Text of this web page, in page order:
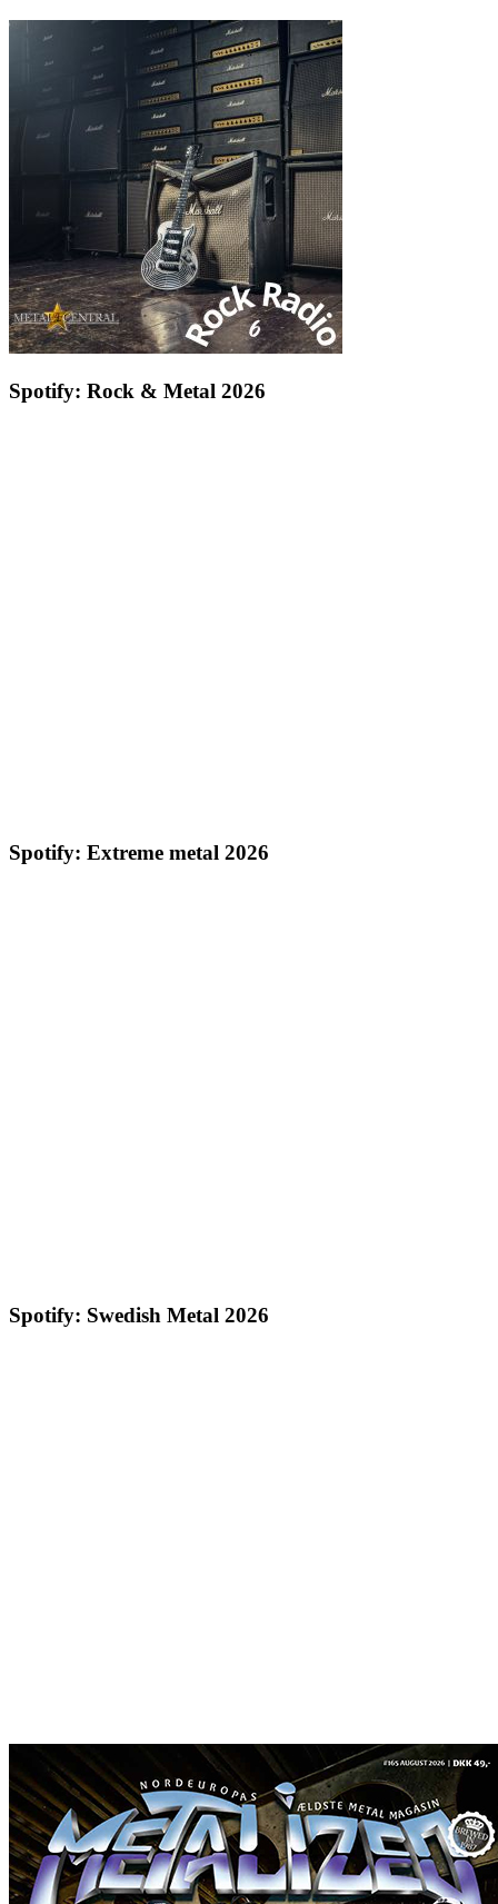
Spotify: Rock & Metal 2026
Spotify: Extreme metal 2026
Spotify: Swedish Metal 2026